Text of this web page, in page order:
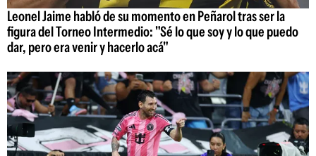
Leonel Jaime habló de su momento en Peñarol tras ser la
figura del Torneo Intermedio: "Sé lo que soy y lo que puedo
dar, pero era venir y hacerlo acá"